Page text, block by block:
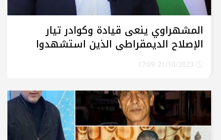
المشهراوي ينعى قيادة وكوادر تيار
الإصلاح الديمقراطي الذين استشهدوا
خلال العدوان الاسرائيلي على غزة